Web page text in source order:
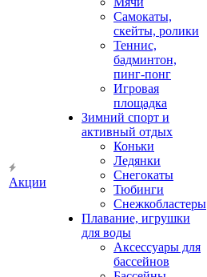
Акции
Самокаты,
скейты, ролики
Теннис,
бадминтон,
пинг-понг
Игровая
площадка
Зимний спорт и
активный отдых
Коньки
Ледянки
Снегокаты
Тюбинги
Снежкобластеры
Плавание, игрушки
для воды
Аксессуары для
бассейнов